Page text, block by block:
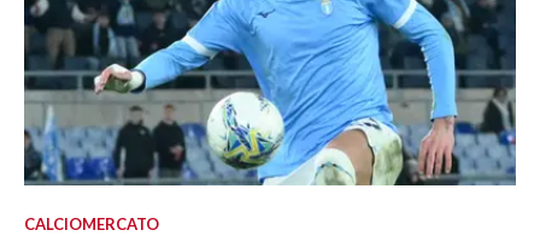
CALCIOMERCATO